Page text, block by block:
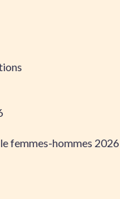
femmes-hommes 2026